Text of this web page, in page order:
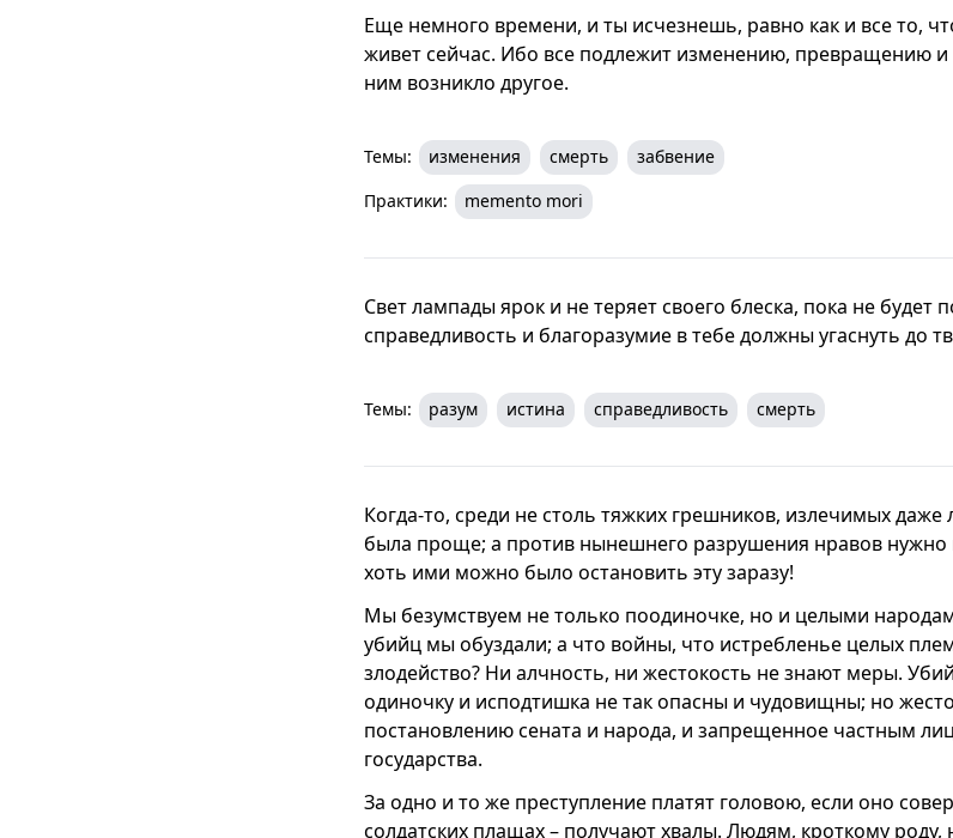
Еще немного времени, и ты исчезнешь, равно как и все то,
живет сейчас. Ибо все подлежит изменению, превращению и
ним возникло другое.
Темы: изменения смерть
забвение
Практики:
memento mori
Свет лампады ярок и не теряет своего блеска, пока не будет
справедливость и благоразумие в тебе должны угаснуть до
Темы: разум истина справедливость смерть
Когда-то, среди не столь тяжких грешников, излечимых даже
была проще; а против нынешнего разрушения нравов нужно
хоть ими можно было остановить эту заразу!
Мы безумствуем не только поодиночке, но и целыми
убийц мы обуздали; а что войны, что истребленье целых
злодейство? Ни алчность, ни жестокость не знают меры.
одиночку и исподтишка не так опасны и чудовищны; но
постановлению сената и народа, и запрещенное частным
государства.
За одно и то же преступление платят головою, если оно
солдатских плащах – получают хвалы. Людям, кроткому роду,